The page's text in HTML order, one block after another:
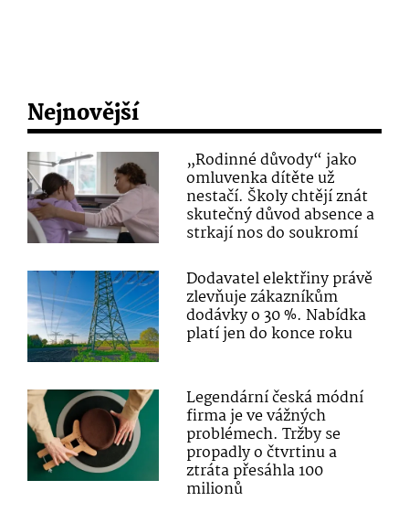
Nejnovější
„Rodinné důvody“ jako
omluvenka dítěte už
nestačí. Školy chtějí znát
skutečný důvod absence a
strkají nos do soukromí
Dodavatel elektřiny právě
zlevňuje zákazníkům
dodávky o 30 %. Nabídka
platí jen do konce roku
Legendární česká módní
firma je ve vážných
problémech. Tržby se
propadly o čtvrtinu a
ztráta přesáhla 100
milionů